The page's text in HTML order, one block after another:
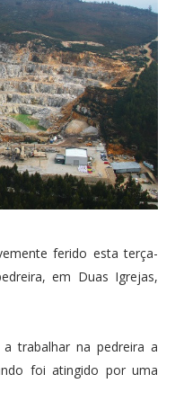
ferido esta terça-
em Duas Igrejas,
trabalhar na pedreira a
foi atingido por uma